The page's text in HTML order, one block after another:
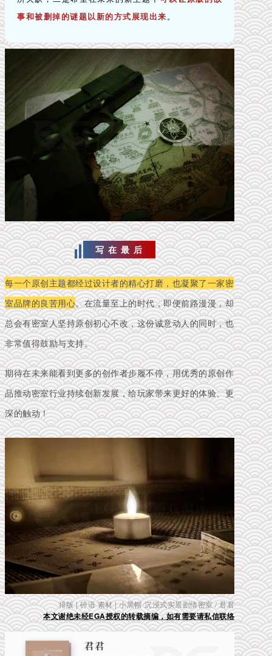
事和被删掉的谜题以新的方式展现出来。
写 在 最 后
每一个原创主题都经过设计者的精心打磨，也凝聚了一家密
室品牌的良苦用心。在流量至上的时代，即便前路漫漫，却
总会有密室人坚持原创初心不改，这份诚意动人的同时，也
非常值得鼓励与支持。
期待在未来能看到更多的创作者步履不停，用优秀的原创作
品推动密室行业持续创新发展，给玩家带来更好的体验、更
深的触动！
排版 | 碎语 素材 |小黑帽·沉浸式实景剧情密室 / 君君
本文谢绝未经EGA授权的转载摘编，如有需要请私信联络